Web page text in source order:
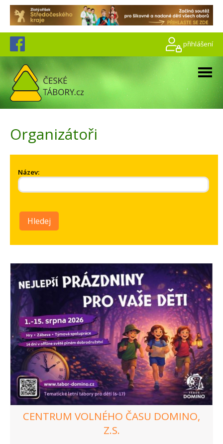
přihlášení
Organizátoři
Název:
Hledej
CENTRUM VOLNÉHO ČASU DOMINO,
Z.S.